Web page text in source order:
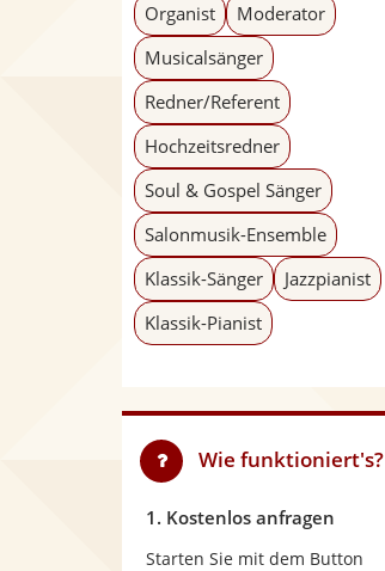
Organist
Moderator
Musicalsänger
Redner/Referent
Hochzeitsredner
Soul & Gospel Sänger
Salonmusik-Ensemble
Klassik-Sänger
Jazzpianist
Klassik-Pianist
Wie funktioniert's?
1. Kostenlos anfragen
Starten Sie mit dem Button